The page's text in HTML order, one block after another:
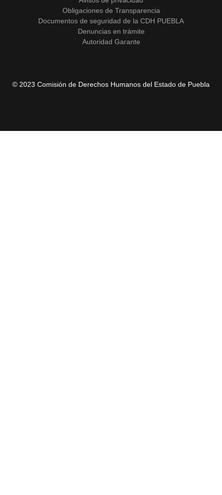
Obligaciones de Transparencia
Documentos de seguridad de la CDH PUEBLA
Denuncias en trámite
Autoridad Garante
© 2023 Comisión de Derechos Humanos del Estado de Puebla